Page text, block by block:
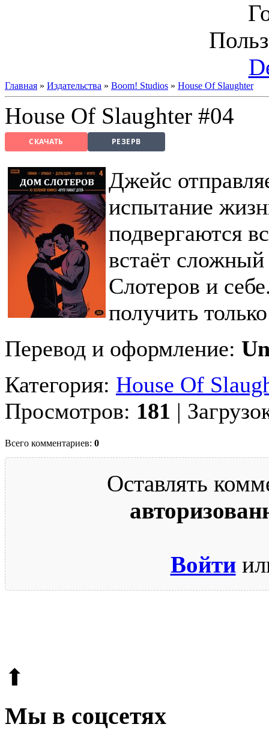
Главная » Издательства » Boom! Studios » House Of Slaughter
House Of Slaughter #04
СКАЧАТЬ РЕЗЕРВ
Джейс
испытание
подвергаются
встаёт
Слотеров и
получить
Перевод и оформление:
Категория: House Of
Просмотров: 181 |
Всего комментариев: 0
Оставлять
Войти
⬆
Мы в соцсетях